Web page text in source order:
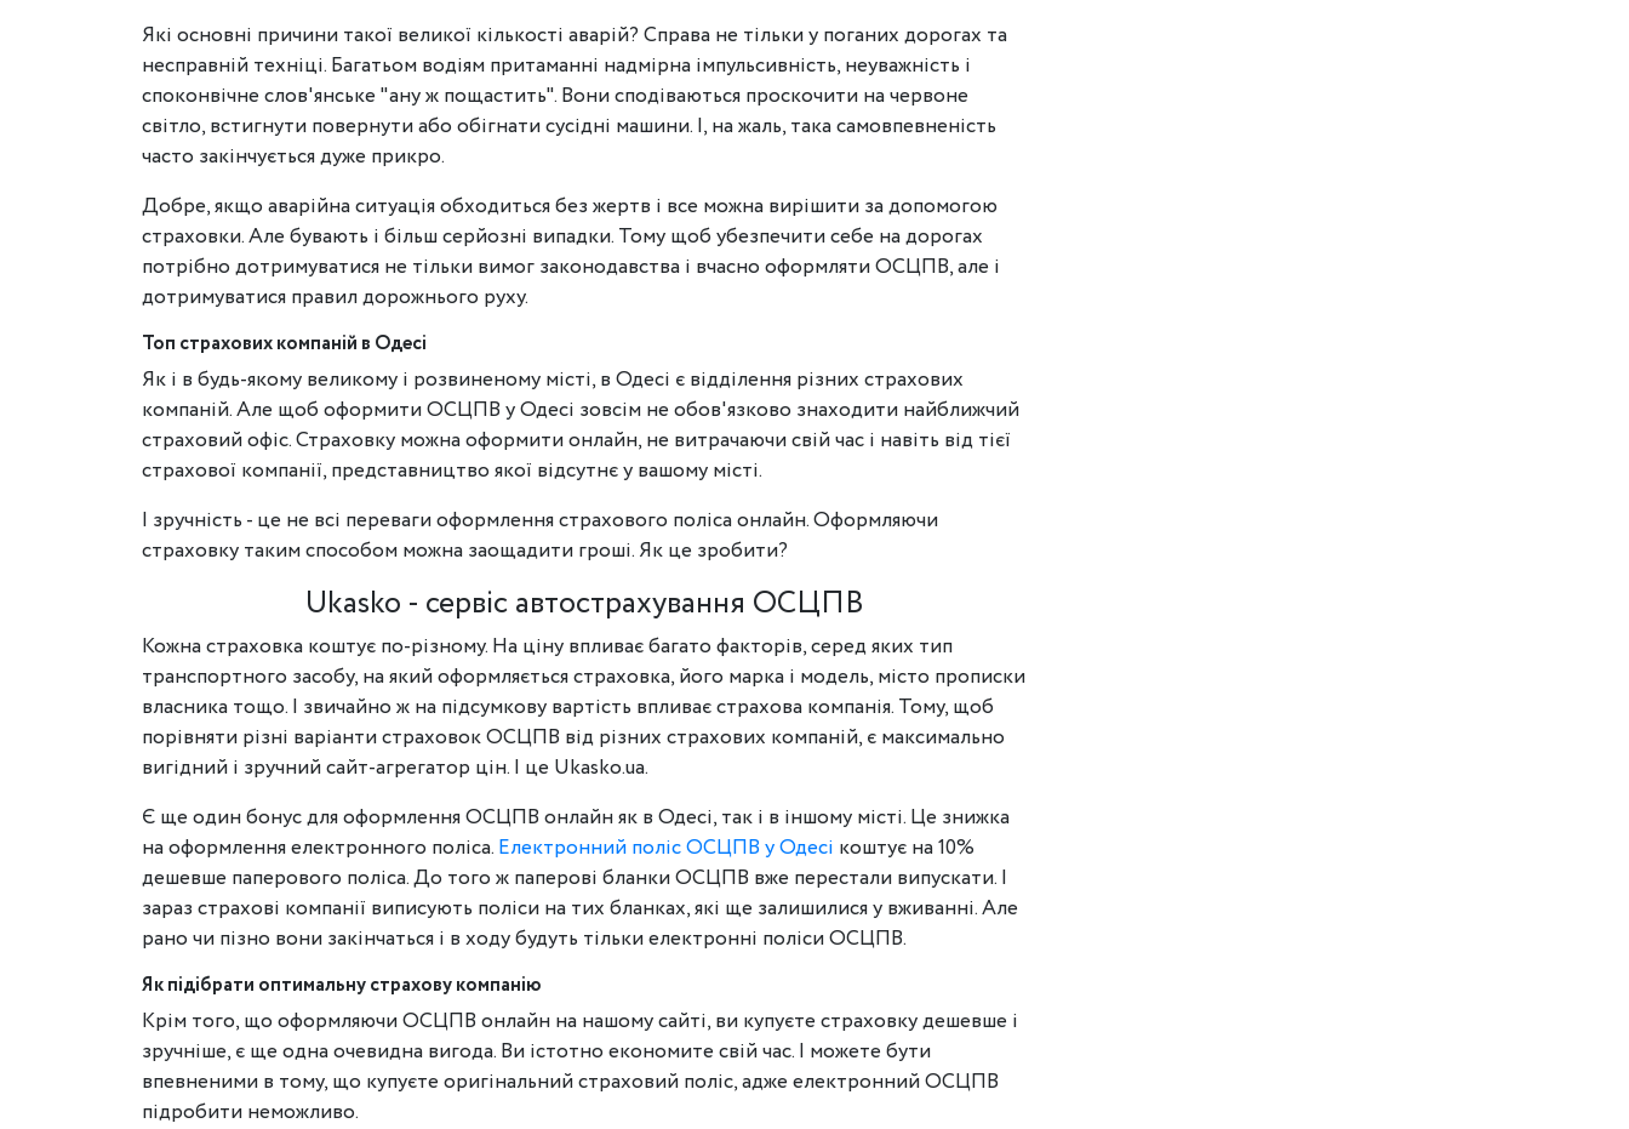
Які основні причини такої великої кількості аварій? Справа не тільки у поганих дорогах та
несправній техніці. Багатьом водіям притаманні надмірна імпульсивність, неуважність і
споконвічне слов'янське "ану ж пощастить". Вони сподіваються проскочити на червоне
світло, встигнути повернути або обігнати сусідні машини. І, на жаль, така самовпевненість
часто закінчується дуже прикро.
Добре, якщо аварійна ситуація обходиться без жертв і все можна вирішити за допомогою
страховки. Але бувають і більш серйозні випадки. Тому щоб убезпечити себе на дорогах
потрібно дотримуватися не тільки вимог законодавства і вчасно оформляти ОСЦПВ, але і
дотримуватися правил дорожнього руху.
Топ страхових компаній в Одесі
Як і в будь-якому великому і розвиненому місті, в Одесі є відділення різних страхових
компаній. Але щоб оформити ОСЦПВ у Одесі зовсім не обов'язково знаходити найближчий
страховий офіс. Страховку можна оформити онлайн, не витрачаючи свій час і навіть від тієї
страхової компанії, представництво якої відсутнє у вашому місті.
І зручність - це не всі переваги оформлення страхового поліса онлайн. Оформляючи
страховку таким способом можна заощадити гроші. Як це зробити?
Ukasko - сервіс автострахування ОСЦПВ
Кожна страховка коштує по-різному. На ціну впливає багато факторів, серед яких тип
транспортного засобу, на який оформляється страховка, його марка і модель, місто прописки
власника тощо. І звичайно ж на підсумкову вартість впливає страхова компанія. Тому, щоб
порівняти різні варіанти страховок ОСЦПВ від різних страхових компаній, є максимально
вигідний і зручний сайт-агрегатор цін. І це Ukasko.ua.
Є ще один бонус для оформлення ОСЦПВ онлайн як в Одесі, так і в іншому місті. Це знижка
на оформлення електронного поліса. Електронний поліс ОСЦПВ у Одесі коштує на 10%
дешевше паперового поліса. До того ж паперові бланки ОСЦПВ вже перестали випускати. І
зараз страхові компанії виписують поліси на тих бланках, які ще залишилися у вживанні. Але
рано чи пізно вони закінчаться і в ходу будуть тільки електронні поліси ОСЦПВ.
Як підібрати оптимальну страхову компанію
Крім того, що оформляючи ОСЦПВ онлайн на нашому сайті, ви купуєте страховку дешевше і
зручніше, є ще одна очевидна вигода. Ви істотно економите свій час. І можете бути
впевненими в тому, що купуєте оригінальний страховий поліс, адже електронний ОСЦПВ
підробити неможливо.